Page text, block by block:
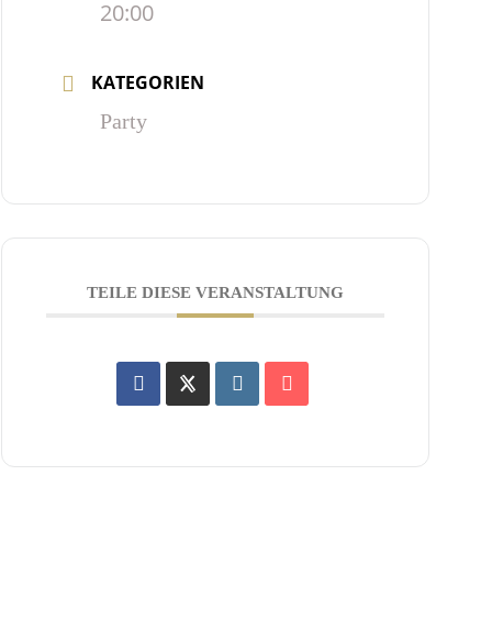
20:00
KATEGORIEN
Party
TEILE DIESE VERANSTALTUNG